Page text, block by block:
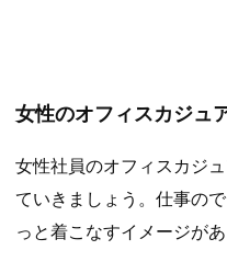
女性のオフィスカジュ
女性社員のオフィスカジ
ていきましょう。仕事の
っと着こなすイメージが